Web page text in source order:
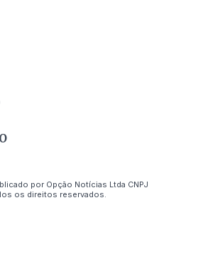
por Opção Notícias Ltda CNPJ
os direitos reservados.